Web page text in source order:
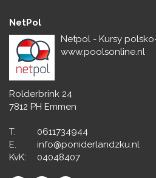
NetPol
Netpol - Kursy
www.poolsonline.nl
Rolderbrink 24
7812 PH Emmen
T.
0611734944
E.
info@poniderlandzku.nl
KvK:
04048407